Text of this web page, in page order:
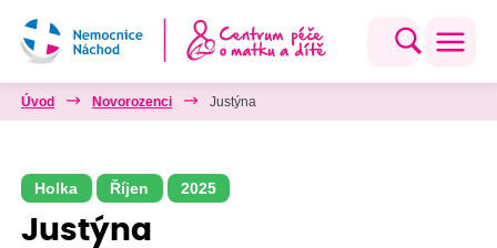
Úvod Novorozenci Justýna
Holka Říjen 2025
Justýna